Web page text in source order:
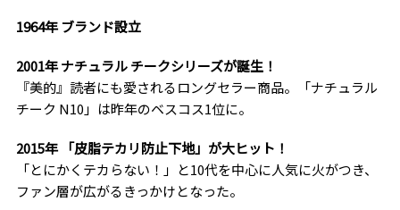
1964年 ブランド設立
2001年 ナチュラル チークシリーズが誕生！
『美的』読者にも愛されるロングセラー商品。「ナチュラル
チーク N10」は昨年のベスコス1位に。
2015年 「皮脂テカリ防止下地」が大ヒット！
「とにかくテカらない！」と10代を中心に人気に火がつき、
ファン層が広がるきっかけとなった。